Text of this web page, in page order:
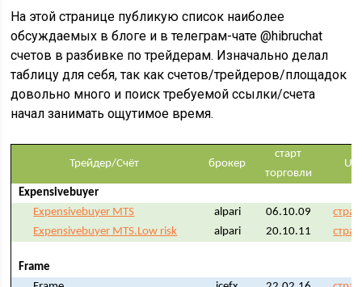
На этой странице публикую список наиболее
обсуждаемых в блоге и в телеграм-чате @hibruchat
счетов в разбивке по трейдерам. Изначально делал
таблицу для себя, так как счетов/трейдеров/площадок
довольно много и поиск требуемой ссылки/счета
начал занимать ощутимое время.
Трейдер/Счёт брокер
старт
торговли
Expensivebuyer
Expensivebuyer MTS
alpari 06.10.09
Expensivebuyer MTS.Low risk
alpari 20.10.11
Frame